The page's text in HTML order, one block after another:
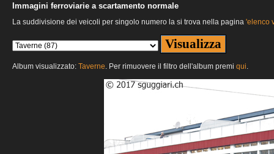
Immagini ferroviarie a scartamento normale
La suddivisione dei veicoli per singolo numero la si trova nella pagina 'elenco
Album visualizzato: Taverne. Per rimuovere il filtro dell'album premi qui.